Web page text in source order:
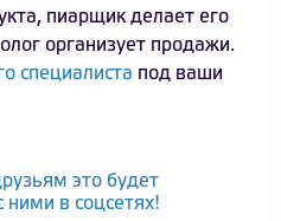
пиарщик делает его
организует продажи.
специалиста под ваши
это будет
ними в соцсетях!